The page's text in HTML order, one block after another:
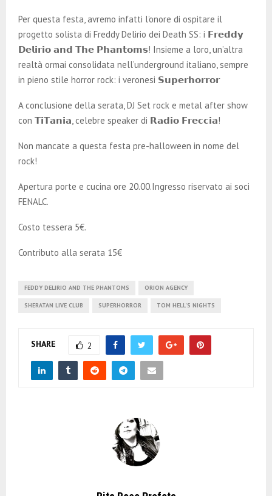
Per questa festa, avremo infatti l’onore di ospitare il
progetto solista di Freddy Delirio dei Death SS: i 𝗙𝗿𝗲𝗱𝗱𝘆
𝗗𝗲𝗹𝗶𝗿𝗶𝗼 𝗮𝗻𝗱 𝗧𝗵𝗲 𝗣𝗵𝗮𝗻𝘁𝗼𝗺𝘀! Insieme a loro, un’altra
realtà ormai consolidata nell’underground italiano, sempre
in pieno stile horror rock: i veronesi 𝗦𝘂𝗽𝗲𝗿𝗵𝗼𝗿𝗿𝗼𝗿
A conclusione della serata, DJ Set rock e metal after show
con 𝗧𝗶𝗧𝗮𝗻𝗶𝗮, celebre speaker di 𝗥𝗮𝗱𝗶𝗼 𝗙𝗿𝗲𝗰𝗰𝗶𝗮!
Non mancate a questa festa pre-halloween in nome del
rock!
Apertura porte e cucina ore 20.00.Ingresso riservato ai soci
FENALC.
Costo tessera 5€.
Contributo alla serata 15€
FEDDY DELIRIO AND THE PHANTOMS ORION AGENCY
SHERATAN LIVE CLUB SUPERHORROR TOM HELL'S NIGHTS
SHARE 2